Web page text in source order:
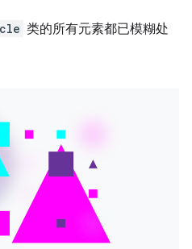
类的所有元素都已模糊处